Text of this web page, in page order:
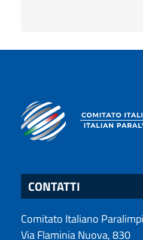
CONTATTI
Comitato Italiano
Via Flaminia Nuova, 830